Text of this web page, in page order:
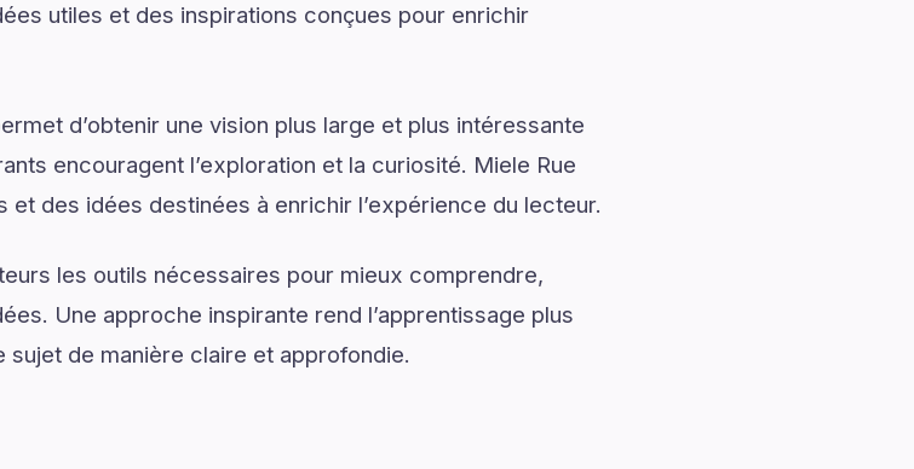
utiles et des inspirations conçues pour enrichir
d’obtenir une vision plus large et plus intéressante
encouragent l’exploration et la curiosité. Miele Rue
des idées destinées à enrichir l’expérience du lecteur.
les outils nécessaires pour mieux comprendre,
Une approche inspirante rend l’apprentissage plus
de manière claire et approfondie.